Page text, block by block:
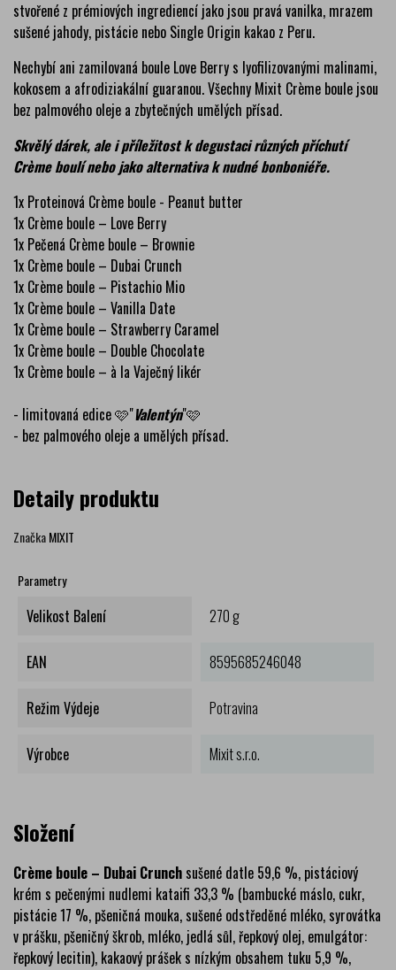
stvořené z prémiových ingrediencí jako jsou pravá vanilka, mrazem
sušené jahody, pistácie nebo Single Origin kakao z Peru.
Nechybí ani zamilovaná boule Love Berry s lyofilizovanými malinami,
kokosem a afrodiziakální guaranou. Všechny Mixit Crème boule jsou
bez palmového oleje a zbytečných umělých přísad.
Skvělý dárek, ale i příležitost k degustaci různých příchutí
Crème boulí nebo jako alternativa k nudné bonboniéře.
1x Proteinová Crème boule - Peanut butter
1x Crème boule – Love Berry
1x Pečená Crème boule – Brownie
1x Crème boule – Dubai Crunch
1x Crème boule – Pistachio Mio
1x Crème boule – Vanilla Date
1x Crème boule – Strawberry Caramel
1x Crème boule – Double Chocolate
1x Crème boule – à la Vaječný likér
- limitovaná edice 🩷"Valentýn"🩷
- bez palmového oleje a umělých přísad.
Detaily produktu
ZnačkaMIXIT
Parametry
Velikost Balení 270 g
EAN 8595685246048
Režim Výdeje Potravina
Výrobce Mixit s.r.o.
Složení
Crème boule – Dubai Crunch sušené datle 59,6 %, pistáciový
krém s pečenými nudlemi kataifi 33,3 % (bambucké máslo, cukr,
pistácie 17 %, pšeničná mouka, sušené odstředěné mléko, syrovátka
v prášku, pšeničný škrob, mléko, jedlá sůl, řepkový olej, emulgátor:
řepkový lecitin), kakaový prášek s nízkým obsahem tuku 5,9 %,